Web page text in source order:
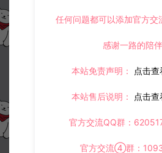
任何问题都可以添加官方交
感谢一路的陪伴
本站免责声明： 点击查
本站售后说明： 点击查
官方交流QQ群：
官方交流④群：